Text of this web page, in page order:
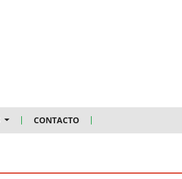
CONTACTO